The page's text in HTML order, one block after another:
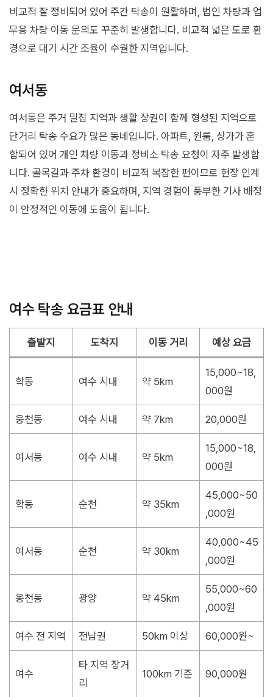
비교적 잘 정비되어 있어 주간 탁송이 원활하며, 법인 차량과 업
무용 차량 이동 문의도 꾸준히 발생합니다. 비교적 넓은 도로 환
경으로 대기 시간 조율이 수월한 지역입니다.
여서동
여서동은 주거 밀집 지역과 생활 상권이 함께 형성된 지역으로
단거리 탁송 수요가 많은 동네입니다. 아파트, 원룸, 상가가 혼
합되어 있어 개인 차량 이동과 정비소 탁송 요청이 자주 발생합
니다. 골목길과 주차 환경이 비교적 복잡한 편이므로 현장 인계
시 정확한 위치 안내가 중요하며, 지역 경험이 풍부한 기사 배정
이 안정적인 이동에 도움이 됩니다.
여수 탁송 요금표 안내
출발지 도착지 이동 거리 예상 요금
학동 여수 시내 약 5km
15,000~18,
000원
웅천동 여수 시내 약 7km 20,000원
여서동 여수 시내 약 5km
15,000~18,
000원
학동 순천 약 35km
45,000~50
,000원
여서동 순천 약 30km
40,000~45
,000원
웅천동 광양 약 45km
55,000~60
,000원
여수 전 지역 전남권 50km 이상 60,000원~
여수
타 지역 장거
리
100km 기준 90,000원